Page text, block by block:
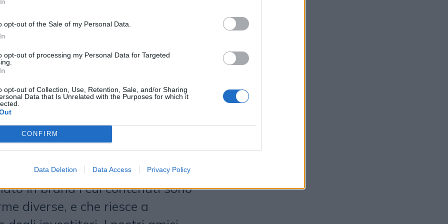
opt-out of the Sale of my Personal Data.
opt-out of processing my Personal Data for Targeted
opt-out of Collection, Use, Retention, Sale, and/or Sharing
Data that Is Unrelated with the Purposes for which it
CONFIRM
Data Deletion Data Access Privacy Policy
week insieme al rapporto
Il 2026 si apre con due risultati
con FT per altri tre
in crescita a due cifre della
Una performance in
al mercato di riferimento, e
video «che dimostra la
con il resto della nostra offerta»
Silvestri, amministratore delegato
per una testata che «da
in brand i cui contenuti sono
diverse, e che riesce a